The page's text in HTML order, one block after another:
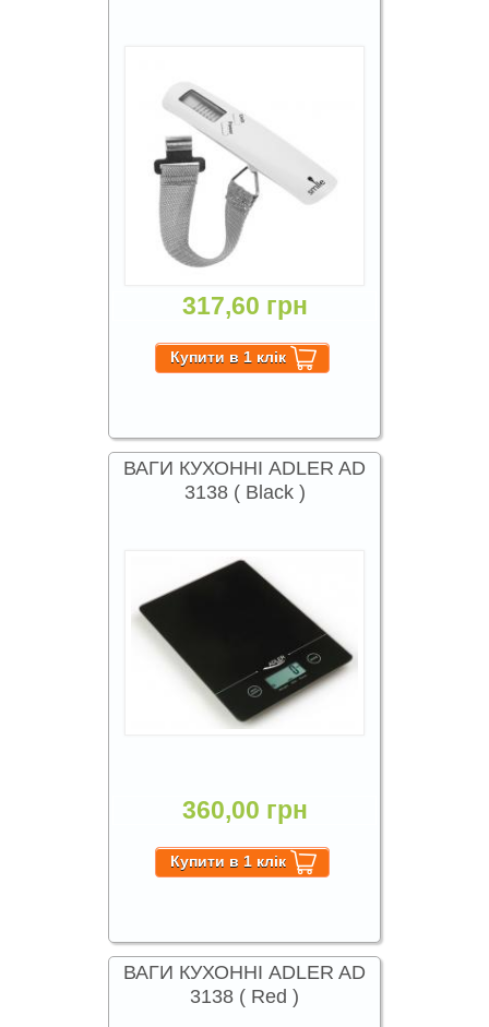
317,60 грн
ВАГИ КУХОННІ ADLER AD
3138 ( Black )
360,00 грн
ВАГИ КУХОННІ ADLER AD
3138 ( Red )